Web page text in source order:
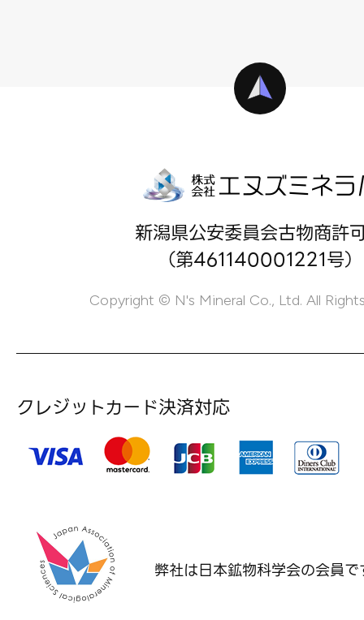
新潟県公安委員会古物商許
（第461140001221号）
Copyright © N's Mineral Co., Ltd. All
クレジットカード決済対応
弊社は日本鉱物科学会の会員で